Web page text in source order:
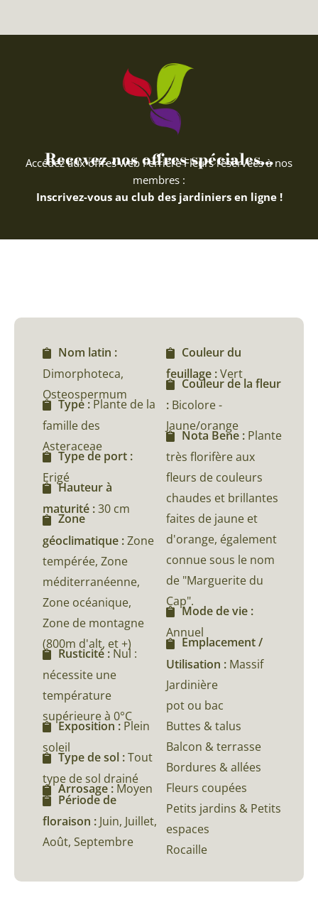
Recevez nos offres spéciales...
Accédez aux offres web Ferriere Fleurs réservées à nos
membres :
Inscrivez-vous au club des jardiniers en ligne !
Nom latin :
Dimorphoteca,
Osteospermum
Type : Plante de la
famille des
Asteraceae
Type de port :
Erigé
Hauteur à
maturité :30 cm
Zone
géoclimatique :Zone
tempérée, Zone
méditerranéenne,
Zone océanique,
Zone de montagne
(800m d'alt, et +)
Rusticité : Nul :
nécessite une
température
supérieure à 0°C
Exposition : Plein
soleil
Type de sol :Tout
type de sol drainé
Arrosage : Moyen
Période de
floraison : Juin, Juillet,
Août, Septembre
Couleur du
feuillage :Vert
Couleur de la fleur
: Bicolore -
Jaune/orange
Nota Bene : Plante
très florifère aux
fleurs de couleurs
chaudes et brillantes
faites de jaune et
d'orange, également
connue sous le nom
de "Marguerite du
Cap".
Mode de vie :
Annuel
Emplacement /
Utilisation : Massif
Jardinière
pot ou bac
Buttes & talus
Balcon & terrasse
Bordures & allées
Fleurs coupées
Petits jardins & Petits
espaces
Rocaille